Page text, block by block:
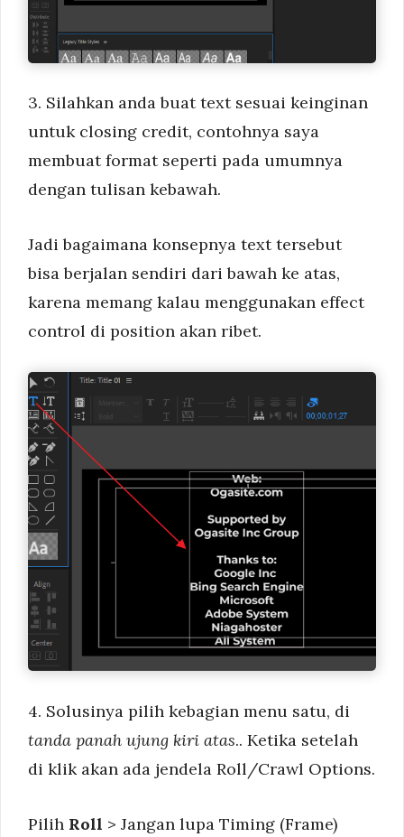
3. Silahkan anda buat text sesuai keinginan
untuk closing credit, contohnya saya
membuat format seperti pada umumnya
dengan tulisan kebawah.
Jadi bagaimana konsepnya text tersebut
bisa berjalan sendiri dari bawah ke atas,
karena memang kalau menggunakan effect
control di position akan ribet.
4. Solusinya pilih kebagian menu satu, di
tanda panah ujung kiri atas.. Ketika setelah
di klik akan ada jendela Roll/Crawl Options.
Pilih Roll > Jangan lupa Timing (Frame)